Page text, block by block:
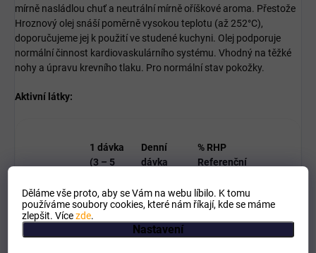
Děláme vše proto, aby se Vám na webu líbilo. K tomu
používáme soubory cookies, které nám říkají, kde se máme
zlepšit. Vícezde.
Nastavení
mírně nasládlou chuť a neutrální mírně oříškové aroma. Přestože
Hroznový olej snáší poměrně vysokou teplotu (až 252°C),
doporučujeme jej k použití ve studené kuchyni. Olej podporuje
normální činnost kardiovaskulárního systému. Vhodný na těžké
nohy a úpravu krevního tlaku. Pro normální stav pokožky.
Aktivní látky​:
1 dávka
(3 – 5
Denní
dávka
denně
% RHP
Referenční